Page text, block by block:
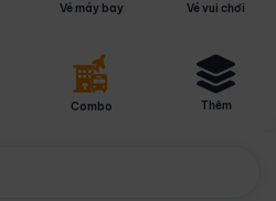
Vé máy bay Vé vui chơi
Combo Thêm